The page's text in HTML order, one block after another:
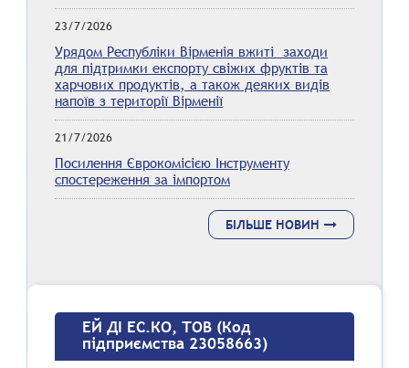
23/7/2026
Урядом Республіки Вірменія вжиті заходи
для підтримки експорту свіжих фруктів та
харчових продуктів, а також деяких видів
напоїв з території Вірменії
21/7/2026
Посилення Єврокомісією Інструменту
спостереження за імпортом
БІЛЬШЕ НОВИН
ЕЙ ДІ ЕС.КО, ТОВ (Код
підприємства 23058663)